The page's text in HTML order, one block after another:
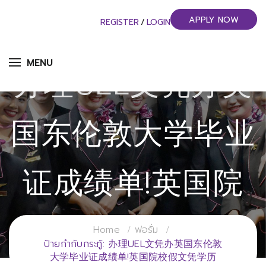
MENU
REGISTER / LOGIN APPLY NOW
办理UEL文凭办英
国东伦敦大学毕业
证成绩单!英国院
校假文凭学历
วิทยาลัยการจัดการอุตสาหกรรมบริการ
Home
ฟอรั่ม
ป้ายกำกับกระทู้: 办理UEL文凭办英国东伦敦
大学毕业证成绩单!英国院校假文凭学历